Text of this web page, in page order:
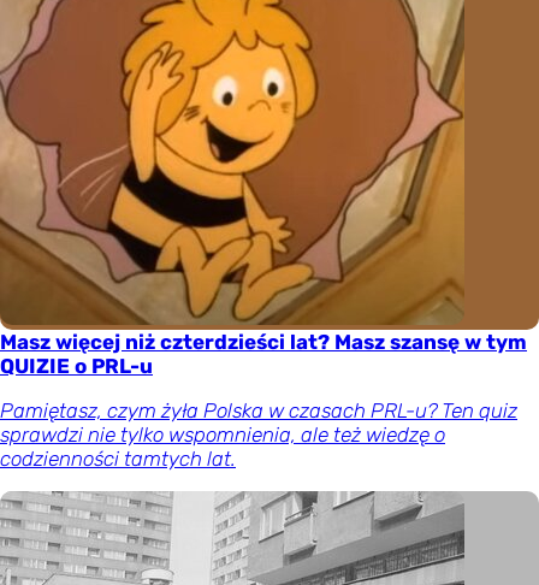
Masz więcej niż czterdzieści lat? Masz szansę w tym
QUIZIE o PRL-u
Pamiętasz, czym żyła Polska w czasach PRL-u? Ten quiz
sprawdzi nie tylko wspomnienia, ale też wiedzę o
codzienności tamtych lat.